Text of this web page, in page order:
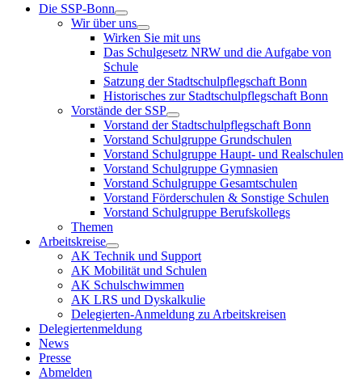
Die SSP-Bonn
Wir über uns
Wirken Sie mit uns
Das Schulgesetz NRW und die Aufgabe von
Schule
Satzung der Stadtschulpflegschaft Bonn
Historisches zur Stadtschulpflegschaft Bonn
Vorstände der SSP
Vorstand der Stadtschulpflegschaft Bonn
Vorstand Schulgruppe Grundschulen
Vorstand Schulgruppe Haupt- und Realschulen
Vorstand Schulgruppe Gymnasien
Vorstand Schulgruppe Gesamtschulen
Vorstand Förderschulen & Sonstige Schulen
Vorstand Schulgruppe Berufskollegs
Themen
Arbeitskreise
AK Technik und Support
AK Mobilität und Schulen
AK Schulschwimmen
AK LRS und Dyskalkulie
Delegierten-Anmeldung zu Arbeitskreisen
Delegiertenmeldung
News
Presse
Abmelden